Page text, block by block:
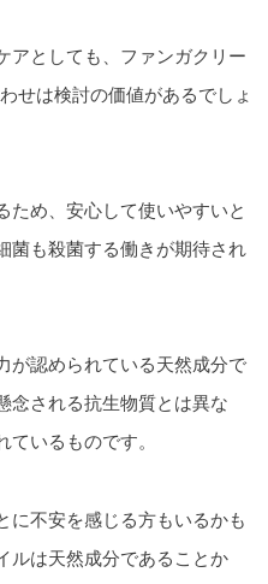
アとしても、ファンガクリー
せは検討の価値があるでしょ
ため、安心して使いやすいと
菌も殺菌する働きが期待され
が認められている天然成分で
念される抗生物質とは異な
ているものです。
に不安を感じる方もいるかも
ルは天然成分であることか